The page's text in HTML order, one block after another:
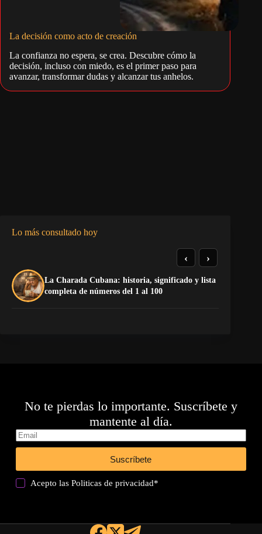
La decisión como acto de creación
La confianza no espera, se crea. Descubre cómo la
decisión, incluso con miedo, es el primer paso para
avanzar, transformar dudas y alcanzar tus anhelos.
Lo más consultado hoy
La Charada Cubana: historia, significado y lista
completa de números del 1 al 100
‹ ›
No te pierdas lo importante. Suscríbete y
mantente al día.
Suscríbete
Acepto lasPoliticas de privacidad*